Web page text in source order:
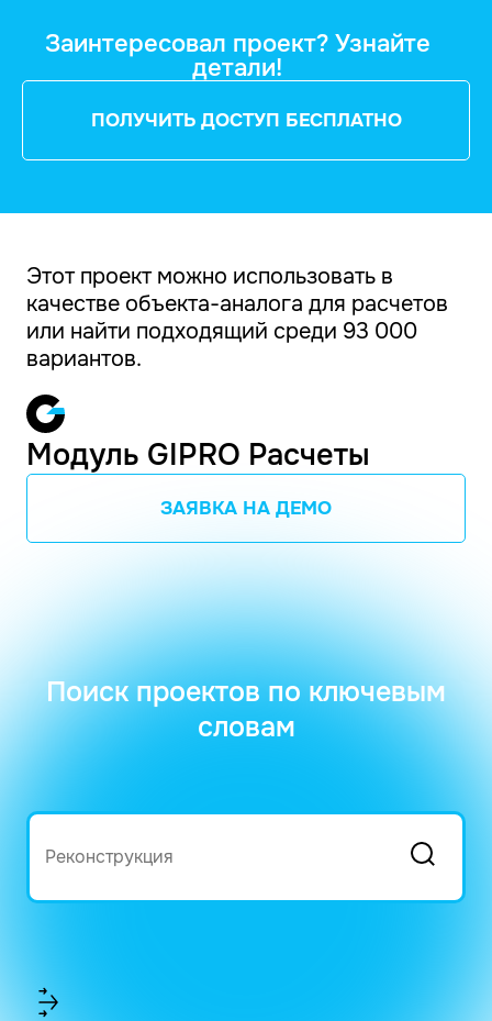
Заинтересовал проект? Узнайте
детали!
ПОЛУЧИТЬ ДОСТУП БЕСПЛАТНО
Этот проект можно использовать в
качестве объекта-аналога для расчетов
или найти подходящий среди 93 000
вариантов.
Модуль GIPRO Расчеты
ЗАЯВКА НА ДЕМО
Поиск проектов по ключевым
словам